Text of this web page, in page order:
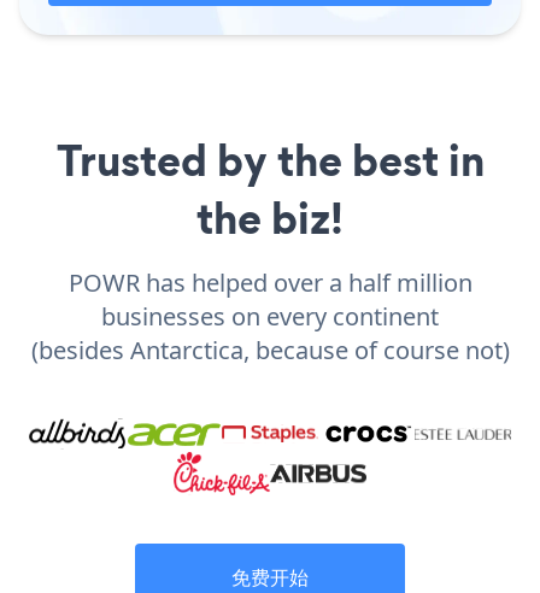
Trusted by the best in
the biz!
POWR has helped over a half million
businesses on every continent
(besides Antarctica, because of course not)
免费开始